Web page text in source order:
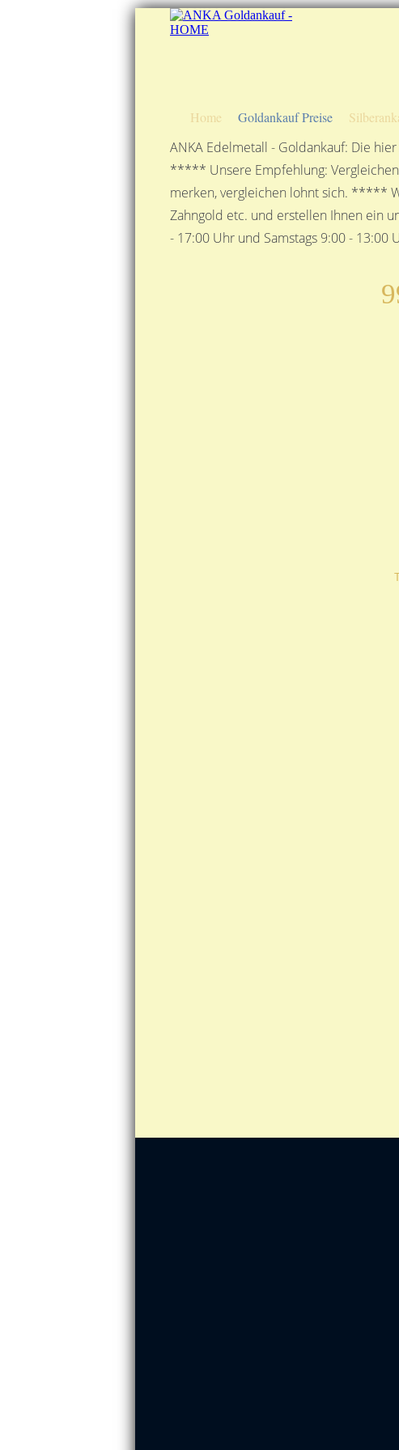
Home Goldankauf Preise
ANKA Edelmetall - Goldankauf: Die
***** Unsere Empfehlung: Vergleichen
merken, vergleichen lohnt sich. *****
Zahngold etc. und erstellen Ihnen ein
- 17:00 Uhr und Samstags 9:00 -